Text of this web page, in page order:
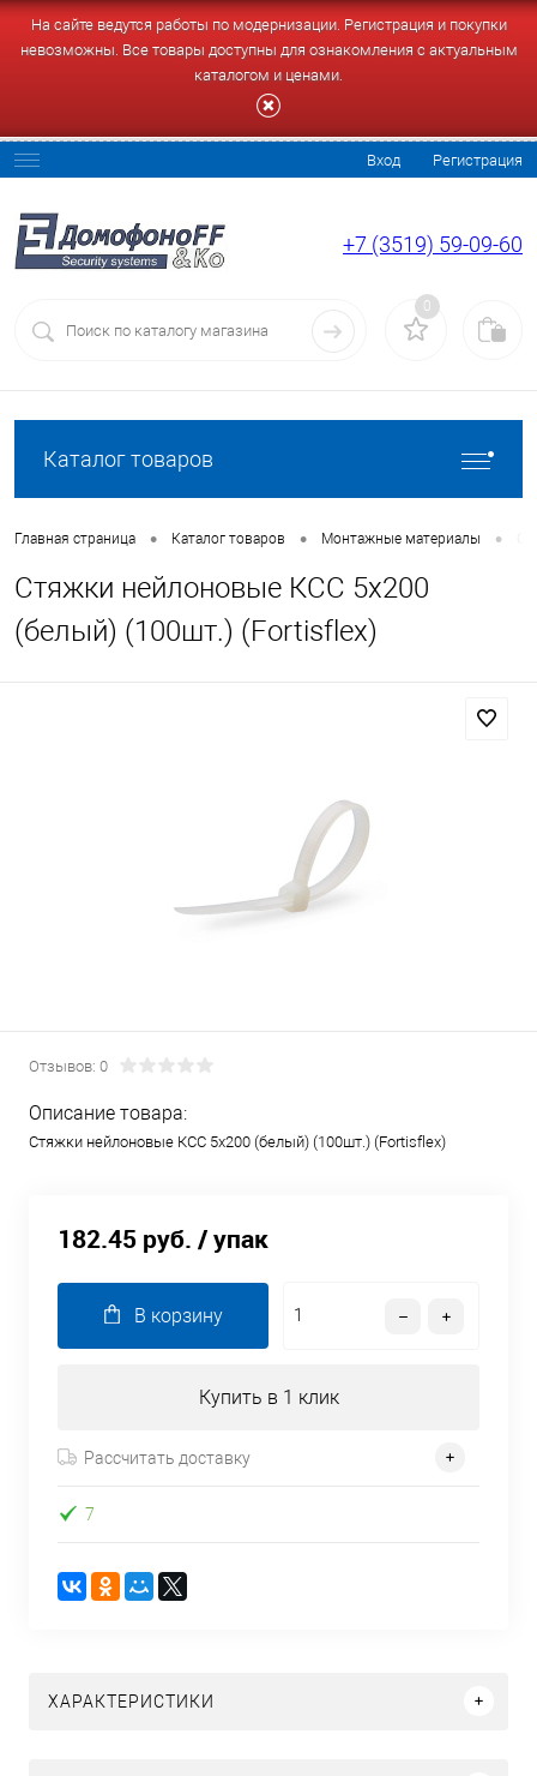
На сайте ведутся работы по модернизации. Регистрация и покупки
невозможны. Все товары доступны для ознакомления с актуальным
каталогом и ценами.
Вход Регистрация
+7 (3519) 59-09-60
0
Каталог товаров
Главная страница • Каталог товаров • Монтажные материалы •
Стяжки нейлоновые КСС 5х200
(белый) (100шт.) (Fortisflex)
Отзывов: 0
Описание товара:
Стяжки нейлоновые КСС 5х200 (белый) (100шт.) (Fortisflex)
182.45 руб. / упак
В корзину
Купить в 1 клик
Рассчитать доставку
7
ХАРАКТЕРИСТИКИ